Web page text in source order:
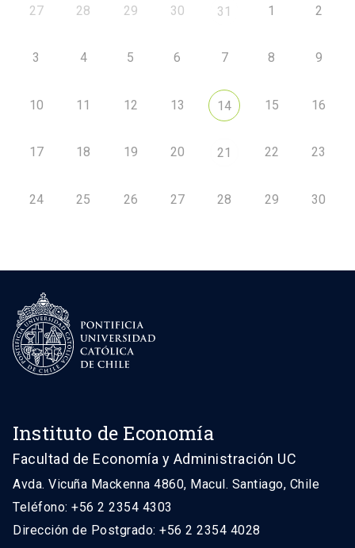
27 28 29 30 31 1 2
3 4 5 6 7 8 9
10 11 12 13 14 15 16
17 18 19 20 21 22 23
24 25 26 27 28 29 30
Instituto de Economía
Facultad de Economía y Administración UC
Avda. Vicuña Mackenna 4860, Macul. Santiago, Chile
Teléfono: +56 2 2354 4303
Dirección de Postgrado: +56 2 2354 4028